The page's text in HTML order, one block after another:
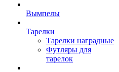
Вымпелы
Тарелки
Тарелки наградные
Футляры для
тарелок